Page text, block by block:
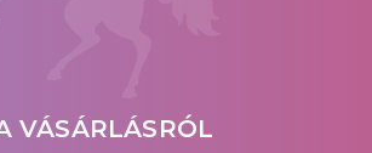
VÁSÁRLÁSRÓL